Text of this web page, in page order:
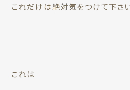
これだけは絶対気をつけて下さい
これは